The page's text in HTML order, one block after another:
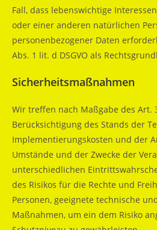
Fall, dass lebenswichtige
oder einer anderen natürlichen
personenbezogener Daten
Abs. 1 lit. d DSGVO als
Sicherheitsmaßnahmen
Wir treffen nach Maßgabe des Art.
Berücksichtigung des Stands der
Implementierungskosten und der
Umstände und der Zwecke der
unterschiedlichen
des Risikos für die Rechte und
Personen, geeignete technische
Maßnahmen, um ein dem Risiko